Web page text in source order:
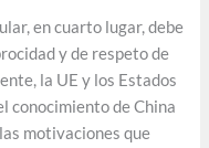
en cuarto lugar, debe
y de respeto de
la UE y los Estados
conocimiento de China
motivaciones que